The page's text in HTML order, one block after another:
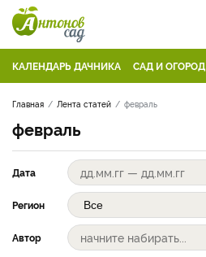
КАЛЕНДАРЬ ДАЧНИКА САД И ОГОРОД
Главная Лента статей февраль
февраль
Дата
Регион
Автор